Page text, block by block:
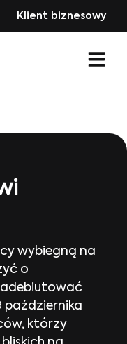
Klient biznesowy
wybiegną na
o
października
którzy